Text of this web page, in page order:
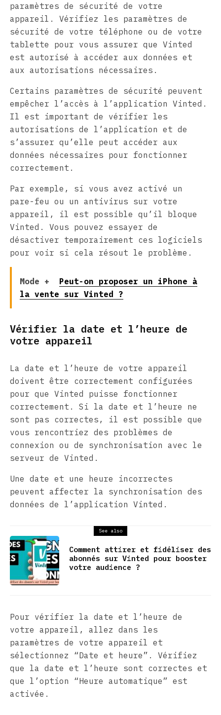
paramètres de sécurité de votre
appareil. Vérifiez les paramètres de
sécurité de votre téléphone ou de votre
tablette pour vous assurer que Vinted
est autorisé à accéder aux données et
aux autorisations nécessaires.
Certains paramètres de sécurité peuvent
empêcher l’accès à l’application Vinted.
Il est important de vérifier les
autorisations de l’application et de
s’assurer qu’elle peut accéder aux
données nécessaires pour fonctionner
correctement.
Par exemple, si vous avez activé un
pare-feu ou un antivirus sur votre
appareil, il est possible qu’il bloque
Vinted. Vous pouvez essayer de
désactiver temporairement ces logiciels
pour voir si cela résout le problème.
Mode +
Peut-on proposer un iPhone à
la vente sur Vinted ?
Vérifier la date et l’heure de
votre appareil
La date et l’heure de votre appareil
doivent être correctement configurées
pour que Vinted puisse fonctionner
correctement. Si la date et l’heure ne
sont pas correctes, il est possible que
vous rencontriez des problèmes de
connexion ou de synchronisation avec le
serveur de Vinted.
Une date et une heure incorrectes
peuvent affecter la synchronisation des
données de l’application Vinted.
See also
Comment attirer et fidéliser des
abonnés sur Vinted pour booster
votre audience ?
Pour vérifier la date et l’heure de
votre appareil, allez dans les
paramètres de votre appareil et
sélectionnez “Date et heure”. Vérifiez
que la date et l’heure sont correctes et
que l’option “Heure automatique” est
activée.